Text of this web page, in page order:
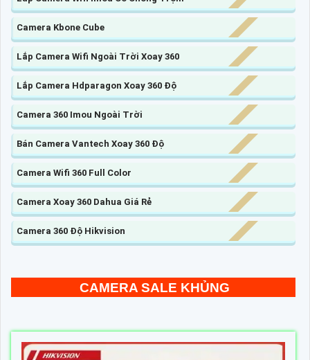
Camera Kbone Cube
Lắp Camera Wifi Ngoài Trời Xoay 360
Lắp Camera Hdparagon Xoay 360 Độ
Camera 360 Imou Ngoài Trời
Bán Camera Vantech Xoay 360 Độ
Camera Wifi 360 Full Color
Camera Xoay 360 Dahua Giá Rẻ
Camera 360 Độ Hikvision
CAMERA SALE KHỦNG